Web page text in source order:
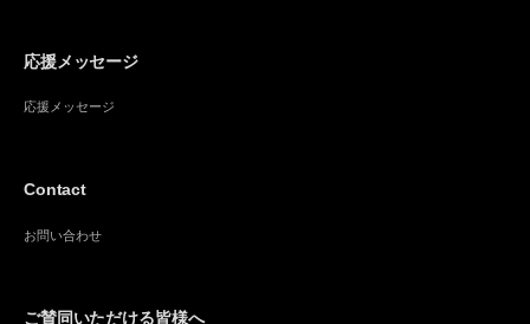
応援メッセージ
応援メッセージ
Contact
お問い合わせ
ご賛同いただける皆様へ